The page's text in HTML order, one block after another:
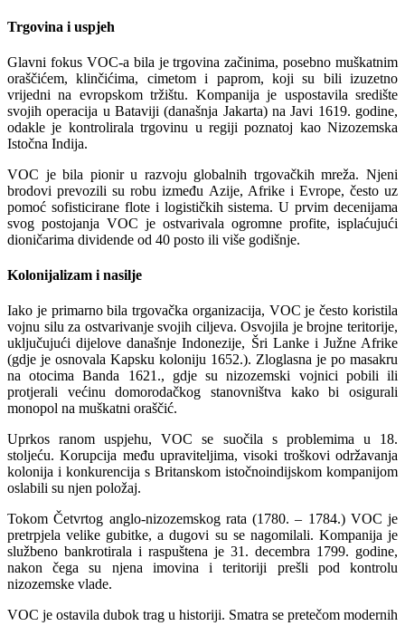
Trgovina i uspjeh
Glavni fokus VOC-a bila je trgovina začinima, posebno muškatnim
oraščićem, klinčićima, cimetom i paprom, koji su bili izuzetno
vrijedni na evropskom tržištu. Kompanija je uspostavila središte
svojih operacija u Bataviji (današnja Jakarta) na Javi 1619. godine,
odakle je kontrolirala trgovinu u regiji poznatoj kao Nizozemska
Istočna Indija.
VOC je bila pionir u razvoju globalnih trgovačkih mreža. Njeni
brodovi prevozili su robu između Azije, Afrike i Evrope, često uz
pomoć sofisticirane flote i logističkih sistema. U prvim decenijama
svog postojanja VOC je ostvarivala ogromne profite, isplaćujući
dioničarima dividende od 40 posto ili više godišnje.
Kolonijalizam i nasilje
Iako je primarno bila trgovačka organizacija, VOC je često koristila
vojnu silu za ostvarivanje svojih ciljeva. Osvojila je brojne teritorije,
uključujući dijelove današnje Indonezije, Šri Lanke i Južne Afrike
(gdje je osnovala Kapsku koloniju 1652.). Zloglasna je po masakru
na otocima Banda 1621., gdje su nizozemski vojnici pobili ili
protjerali većinu domorodačkog stanovništva kako bi osigurali
monopol na muškatni oraščić.
Uprkos ranom uspjehu, VOC se suočila s problemima u 18.
stoljeću. Korupcija među upraviteljima, visoki troškovi održavanja
kolonija i konkurencija s Britanskom istočnoindijskom kompanijom
oslabili su njen položaj.
Tokom Četvrtog anglo-nizozemskog rata (1780. – 1784.) VOC je
pretrpjela velike gubitke, a dugovi su se nagomilali. Kompanija je
službeno bankrotirala i raspuštena je 31. decembra 1799. godine,
nakon čega su njena imovina i teritoriji prešli pod kontrolu
nizozemske vlade.
VOC je ostavila dubok trag u historiji. Smatra se pretečom modernih